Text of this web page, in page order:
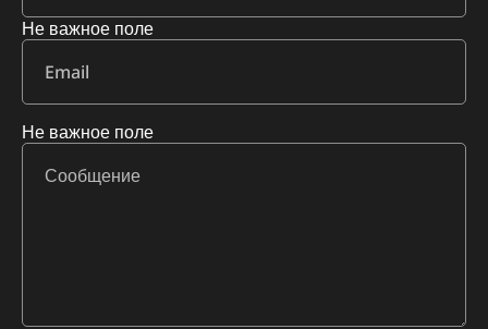
Не важное поле
Не важное поле